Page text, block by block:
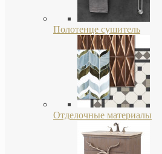
Полотенце сушитель
Отделочные материалы